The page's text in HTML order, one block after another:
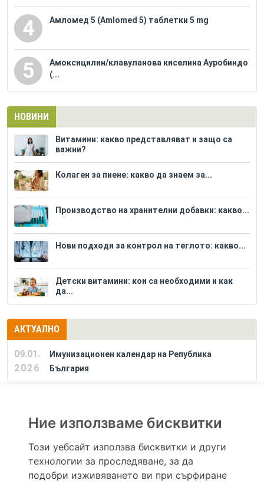
4 Амломед 5 (Amlomed 5) таблетки 5 mg
5
Амоксицилин/клавуланова киселина Ауробиндо
(...
НОВИНИ
Витамини: какво представляват и защо са
важни?
Колаген за пиене: какво да знаем за...
Производство на хранителни добавки: какво...
Нови подходи за контрол на теглото: какво...
Детски витамини: кои са необходими и как
да...
АКТУАЛНО
09.01.
2026
Имунизационен календар на Република
България
Hapche.bg НЕ е медицински, зравен или сроден специалист и НЕ дава медицински
консултации и здравни съвети. Hapche.bg НЕ се явява медицинска услуга и НЕ
осигурява диагноза и лечение. Hapche.bg НЕ препоръчва медицински и други здравни и
Ние използваме бисквитки
Този уебсайт използва бисквитки и други
технологии за проследяване, за да
подобри изживяването ви при сърфиране